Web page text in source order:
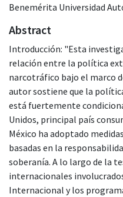
Benemérita Universidad
Abstract
Introducción: "Esta
relación entre la política
narcotráfico bajo el marco
autor sostiene que la
está fuertemente
Unidos, principal país
México ha adoptado
basadas en la
soberanía. A lo largo de la
internacionales
Internacional y los